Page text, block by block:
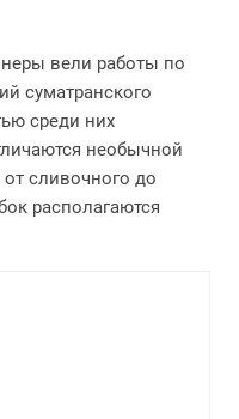
вели работы по
суматранского
среди них
необычной
сливочного до
располагаются